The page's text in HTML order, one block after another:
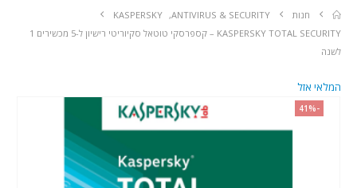
חנות ANTIVIRUS & SECURITY
,
KASPERSKY
KASPERSKY TOTAL SECURITY – קספרסקי טוטאל סקיוריטי רישיון ל-5 מכשירים 1
לשנה
-41%
המלאי אזל